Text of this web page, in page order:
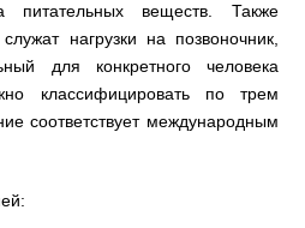
питательных веществ. Также
нагрузки на позвоночник,
для конкретного человека
классифицировать по трем
соответствует международным